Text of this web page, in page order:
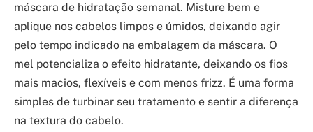
máscara de hidratação semanal. Misture bem e
aplique nos cabelos limpos e úmidos, deixando agir
pelo tempo indicado na embalagem da máscara. O
mel potencializa o efeito hidratante, deixando os fios
mais macios, flexíveis e com menos frizz. É uma forma
simples de turbinar seu tratamento e sentir a diferença
na textura do cabelo.